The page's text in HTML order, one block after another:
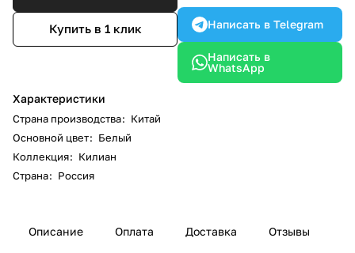
Купить в 1 клик
Характеристики
Страна производства: Китай
Основной цвет: Белый
Коллекция: Килиан
Страна: Россия
Написать в Telegram
Написать в
WhatsApp
Описание Оплата Доставка Отзывы